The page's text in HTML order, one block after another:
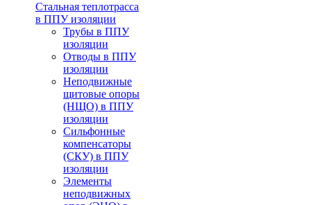
Стальная теплотрасса
в ППУ изоляции
Трубы в ППУ
изоляции
Отводы в ППУ
изоляции
Неподвижные
щитовые опоры
(НЩО) в ППУ
изоляции
Cильфонные
компенсаторы
(СКУ) в ППУ
изоляции
Элементы
неподвижных